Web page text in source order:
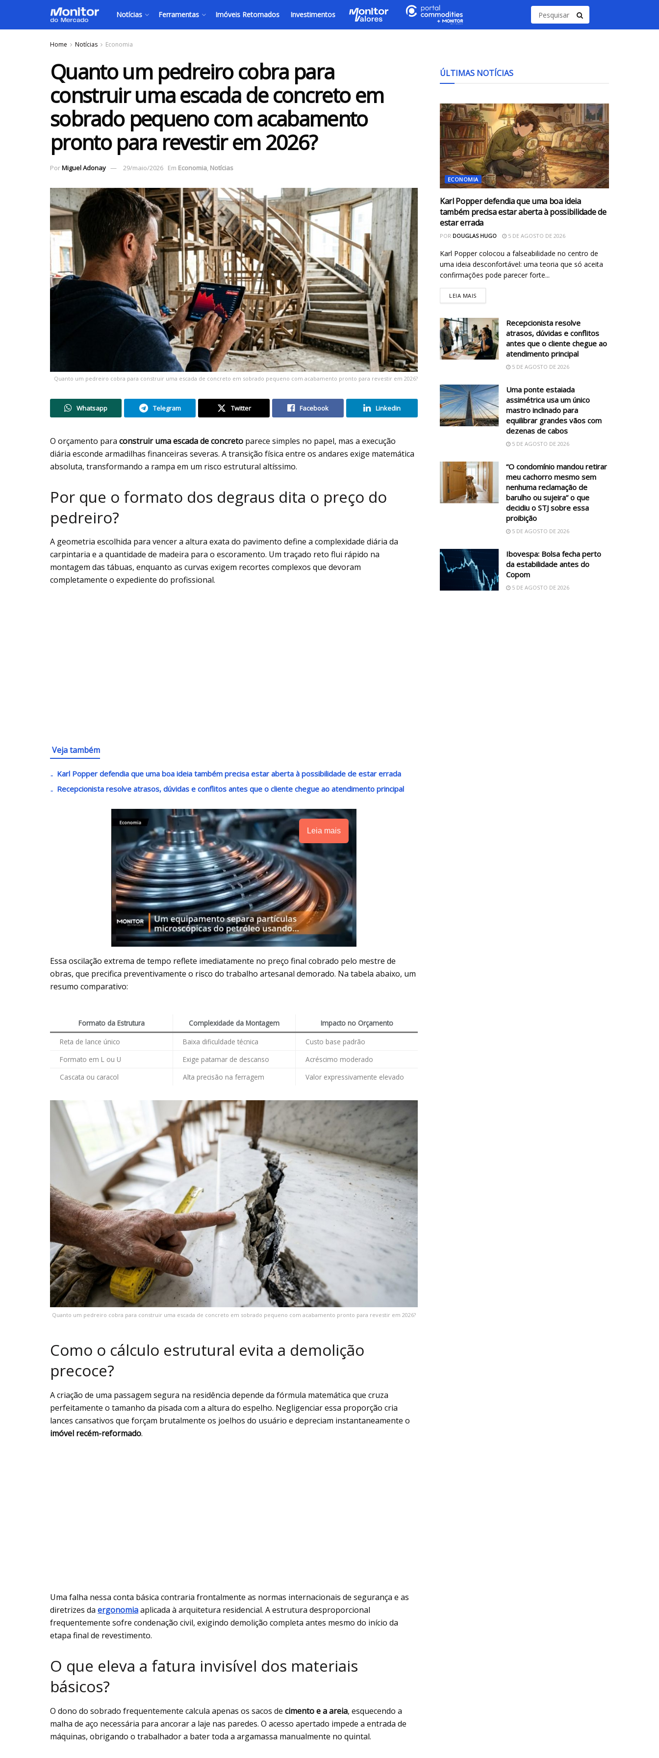
Notícias Ferramentas Imóveis Retomados Investimentos
Home Notícias Economia
Quanto um pedreiro cobra para
construir uma escada de concreto em
sobrado pequeno com acabamento
pronto para revestir em 2026?
PorMiguel Adonay 29/maio/2026 Em Economia, Notícias
Quanto um pedreiro cobra para construir uma escada de concreto em sobrado pequeno com acabamento pronto para revestir em 2026?
Whatsapp Telegram Twitter Facebook Linkedin
O orçamento para construir uma escada de concreto parece simples no papel, mas a execução
diária esconde armadilhas financeiras severas. A transição física entre os andares exige matemática
absoluta, transformando a rampa em um risco estrutural altíssimo.
Por que o formato dos degraus dita o preço do
pedreiro?
A geometria escolhida para vencer a altura exata do pavimento define a complexidade diária da
carpintaria e a quantidade de madeira para o escoramento. Um traçado reto flui rápido na
montagem das tábuas, enquanto as curvas exigem recortes complexos que devoram
completamente o expediente do profissional.
Veja também
Karl Popper defendia que uma boa ideia também precisa estar aberta à possibilidade de estar errada
Recepcionista resolve atrasos, dúvidas e conflitos antes que o cliente chegue ao atendimento principal
Leia mais
Essa oscilação extrema de tempo reflete imediatamente no preço final cobrado pelo mestre de
obras, que precifica preventivamente o risco do trabalho artesanal demorado. Na tabela abaixo, um
resumo comparativo:
Formato da Estrutura Complexidade da Montagem
Impacto no Orçamento
Reta de lance único
Baixa dificuldade técnica
Custo base padrão
Formato em L ou U
Exige patamar de descanso
Acréscimo moderado
Cascata ou caracol
Alta precisão na ferragem Valor expressivamente elevado
Quanto um pedreiro cobra para construir uma escada de concreto em sobrado pequeno com acabamento pronto para revestir em 2026?
Como o cálculo estrutural evita a demolição
precoce?
A criação de uma passagem segura na residência depende da fórmula matemática que cruza
perfeitamente o tamanho da pisada com a altura do espelho. Negligenciar essa proporção cria
lances cansativos que forçam brutalmente os joelhos do usuário e depreciam instantaneamente o
imóvel recém-reformado.
Uma falha nessa conta básica contraria frontalmente as normas internacionais de segurança e as
diretrizes da ergonomiaaplicada à arquitetura residencial. A estrutura desproporcional
frequentemente sofre condenação civil, exigindo demolição completa antes mesmo do início da
etapa final de revestimento.
O que eleva a fatura invisível dos materiais
básicos?
O dono do sobrado frequentemente calcula apenas os sacos de cimento e a areia, esquecendo a
malha de aço necessária para ancorar a laje nas paredes. O acesso apertado impede a entrada de
máquinas, obrigando o trabalhador a bater toda a argamassa manualmente no quintal.
ÚLTIMAS NOTÍCIAS
ECONOMIA
Karl Popper defendia que uma boa ideia
também precisa estar aberta à possibilidade de
estar errada
POR DOUGLAS HUGO 5 DE AGOSTO DE 2026
Karl Popper colocou a falseabilidade no centro de
uma ideia desconfortável: uma teoria que só aceita
confirmações pode parecer forte...
LEIA MAIS
Recepcionista resolve
atrasos, dúvidas e conflitos
antes que o cliente chegue ao
atendimento principal
5 DE AGOSTO DE 2026
Uma ponte estaiada
assimétrica usa um único
mastro inclinado para
equilibrar grandes vãos com
dezenas de cabos
5 DE AGOSTO DE 2026
“O condomínio mandou retirar
meu cachorro mesmo sem
nenhuma reclamação de
barulho ou sujeira” o que
decidiu o STJ sobre essa
proibição
5 DE AGOSTO DE 2026
Ibovespa: Bolsa fecha perto
da estabilidade antes do
Copom
5 DE AGOSTO DE 2026